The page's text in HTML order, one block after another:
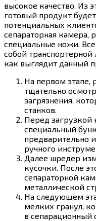
высокое качество. Из
готовый продукт
потенциальных
сепараторная камера,
специальные ножи.
собой транспортерной
как выглядит данный
На первом этапе,
тщательно
загрязнения,
станков.
Перед загрузкой
специальный
предварительно
ручного
Далее шредер
кусочки. После
сепараторной
металлической
На следующем
мелких гранул,
в сепарационный